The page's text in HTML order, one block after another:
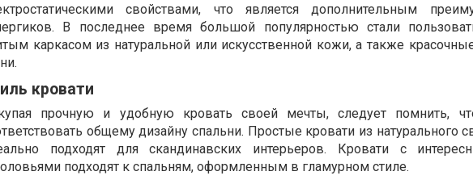
свойствами, что является дополнительным
В последнее время большой популярностью стали
каркасом из натуральной или искусственной кожи, а также
кровати
прочную и удобную кровать своей мечты, следует помнить,
общему дизайну спальни. Простые кровати из натурального
подходят для скандинавских интерьеров. Кровати с
подходят к спальням, оформленным в гламурном стиле.